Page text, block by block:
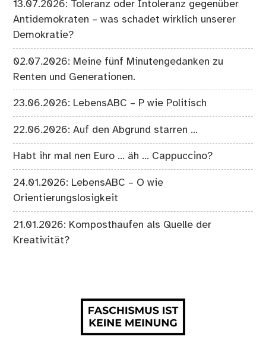
13.07.2026: Toleranz oder Intoleranz gegenüber
Antidemokraten – was schadet wirklich unserer
Demokratie?
02.07.2026: Meine fünf Minutengedanken zu
Renten und Generationen.
23.06.2026: LebensABC – P wie Politisch
22.06.2026: Auf den Abgrund starren …
Habt ihr mal nen Euro … äh … Cappuccino?
24.01.2026: LebensABC – O wie
Orientierungslosigkeit
21.01.2026: Komposthaufen als Quelle der
Kreativität?